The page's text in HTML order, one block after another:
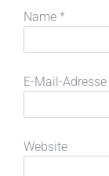
Name *
E-Mail-Adresse
Website